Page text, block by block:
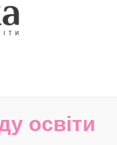
освіти